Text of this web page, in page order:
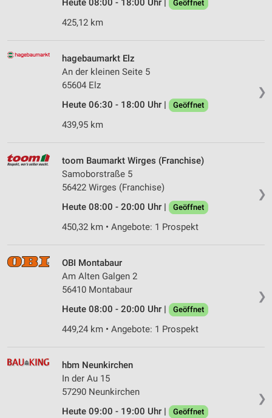
Heute 08:00 - 18:00 Uhr | Geöffnet
425,12 km
❯
hagebaumarkt Elz
An der kleinen Seite 5
65604 Elz
Heute 06:30 - 18:00 Uhr |
Geöffnet
439,95 km
❯
toom Baumarkt Wirges (Franchise)
Samoborstraße 5
56422 Wirges (Franchise)
Heute 08:00 - 20:00 Uhr |
Geöffnet
450,32 km • Angebote: 1 Prospekt
❯
OBI Montabaur
Am Alten Galgen 2
56410 Montabaur
Heute 08:00 - 20:00 Uhr |
Geöffnet
449,24 km • Angebote: 1 Prospekt
❯
hbm Neunkirchen
In der Au 15
57290 Neunkirchen
Heute 09:00 - 19:00 Uhr |
Geöffnet